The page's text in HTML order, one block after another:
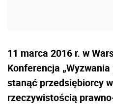
11 marca 2016 r. w
Konferencja
stanąć przedsiębiorcy
rzeczywistością